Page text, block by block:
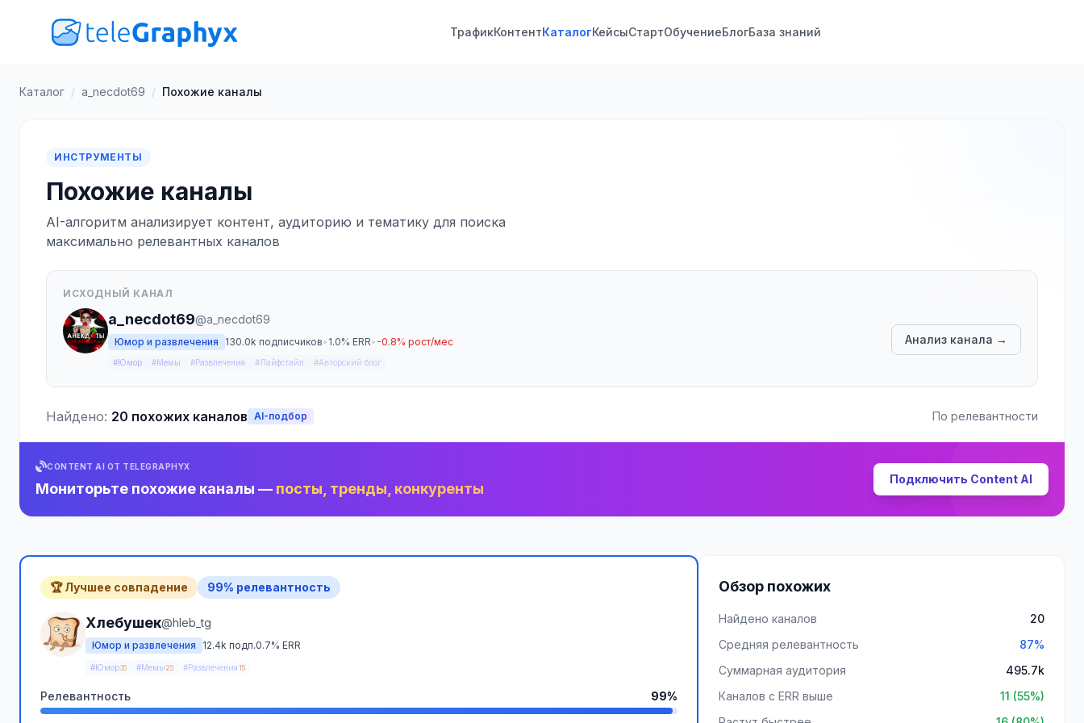
ТрафикКонтентКаталогКейсыСтартОбучениеБлогБаза знаний
Каталог / a_necdot69 / Похожие каналы
ИНСТРУМЕНТЫ
Похожие каналы
AI-алгоритм анализирует контент, аудиторию и тематику для поиска
максимально релевантных каналов
ИСХОДНЫЙ КАНАЛ
a_necdot69@a_necdot69
Юмор и развлечения 130.0k подписчиков• 1.0% ERR• -0.8% рост/мес
#Юмор #Мемы #Развлечения #Лайфстайл #Авторский блог
Анализ канала →
Найдено: 20 похожих каналов AI-подбор По релевантности
CONTENT AI ОТ TELEGRAPHYX
Мониторьте похожие каналы — посты, тренды, конкуренты
Подключить Content AI
🏆 Лучшее совпадение 99% релевантность
Хлебушек@hleb_tg
Юмор и развлечения 12.4k подп.0.7% ERR
#Юмор35 #Мемы 25 #Развлечения 15
Релевантность 99%
Обзор похожих
Найдено каналов
20
Средняя релевантность
87%
Суммарная аудитория
495.7k
Каналов с ERR выше
11 (55%)